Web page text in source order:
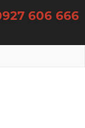
606 666